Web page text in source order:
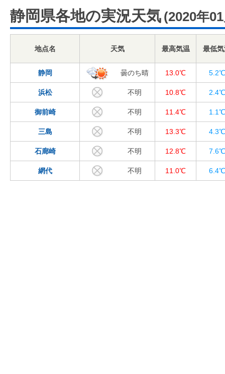
静岡県各地の実況天気 (2020年
地点名 天気 最高気温 最低
静岡 曇のち晴 13.0℃ 5.2℃
浜松 不明 10.8℃ 2.4℃
御前崎 不明 11.4℃ 1.1℃
三島 不明 13.3℃ 4.3℃
石廊崎 不明 12.8℃ 7.6℃
網代 不明 11.0℃ 6.4℃